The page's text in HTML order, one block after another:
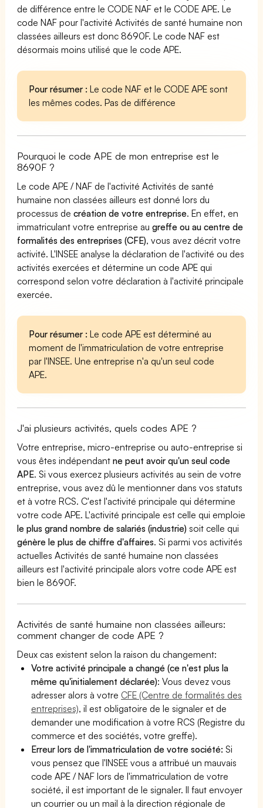
de différence entre le CODE NAF et le CODE APE. Le
code NAF pour l'activité Activités de santé humaine non
classées ailleurs est donc 8690F. Le code NAF est
désormais moins utilisé que le code APE.
Pour résumer : Le code NAF et le CODE APE sont
les mêmes codes. Pas de différence
Pourquoi le code APE de mon entreprise est le
8690F ?
Le code APE / NAF de l'activité Activités de santé
humaine non classées ailleurs est donné lors du
processus decréation de votre entreprise. En effet, en
immatriculant votre entreprise augreffe ou au centre de
formalités des entreprises (CFE), vous avez décrit votre
activité. L'INSEE analyse la déclaration de l'activité ou des
activités exercées et détermine un code APE qui
correspond selon votre déclaration à l'activité principale
exercée.
Pour résumer : Le code APE est déterminé au
moment de l'immatriculation de votre entreprise
par l'INSEE. Une entreprise n'a qu'un seul code
APE.
J'ai plusieurs activités, quels codes APE ?
Votre entreprise, micro-entreprise ou auto-entreprise si
vous êtes indépendantne peut avoir qu'un seul code
APE. Si vous exercez plusieurs activités au sein de votre
entreprise, vous avez dû le mentionner dans vos statuts
et à votre RCS. C'est l'activité principale qui détermine
votre code APE. L'activité principale est celle qui emploie
le plus grand nombre de salariés (industrie) soit celle qui
génère le plus de chiffre d'affaires. Si parmi vos activités
actuelles Activités de santé humaine non classées
ailleurs est l'activité principale alors votre code APE est
bien le 8690F.
Activités de santé humaine non classées ailleurs:
comment changer de code APE ?
Deux cas existent selon la raison du changement:
Votre activité principale a changé (ce n'est plus la
même qu'initialement déclarée): Vous devez vous
adresser alors à votre CFE (Centre de formalités des
entreprises), il est obligatoire de le signaler et de
demander une modification à votre RCS (Registre du
commerce et des sociétés, votre greffe).
Erreur lors de l'immatriculation de votre société:Si
vous pensez que l'INSEE vous a attribué un mauvais
code APE / NAF lors de l'immatriculation de votre
société, il est important de le signaler. Il faut envoyer
un courrier ou un mail à la direction régionale de